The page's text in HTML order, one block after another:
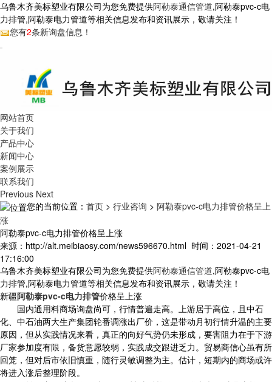
乌鲁木齐美标塑业有限公司为您免费提供阿勒泰通信管道,阿勒泰pvc-c电
力排管,阿勒泰电力管道等相关信息发布和资讯展示，敬请关注！
您有2条新询盘信息！
网站首页
关于我们
产品中心
新闻中心
案例展示
联系我们
Previous Next
您的当前位置： 首页 > 行业咨询 > 阿勒泰pvc-c电力排管价格呈上
涨
阿勒泰pvc-c电力排管价格呈上涨
来源：http://alt.meibiaosy.com/news596670.html 时间：2021-04-21
17:16:00
乌鲁木齐美标塑业有限公司为您免费提供阿勒泰通信管道,阿勒泰pvc-c电
力排管,阿勒泰电力管道等相关信息发布和资讯展示，敬请关注！
新疆阿勒泰pvc-c电力排管价格呈上涨
国内通用料商场询盘尚可，行情普遍走高。上游居于高位，且中石
化、中石油两大生产集团轮番调涨出厂价，这是带动月初行情升温的主要
原因，但从实践情况来看，真正的向好气势仍未形成，要害阻力在于下游
厂家参加度有限，备货意愿较弱，实践成交跟进乏力。贸易商信心虽有所
回笼，但对后市依旧慎重，随行灵敏调整为主。估计，短期内的商场或许
将进入涨后整理阶段。